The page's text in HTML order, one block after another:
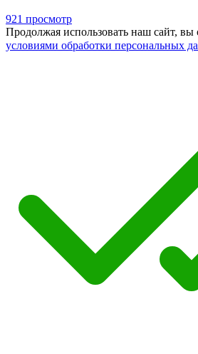
921 просмотр
Продолжая использовать наш сайт, вы
условиями обработки персональных